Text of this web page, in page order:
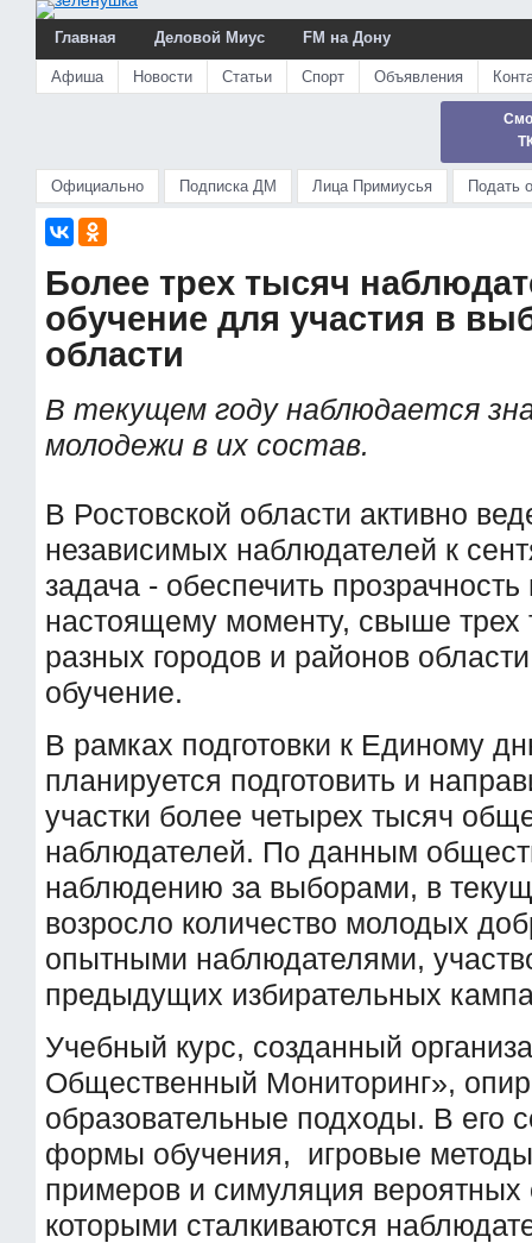
Главная Деловой Миус FM на Дону
Афиша Новости Статьи Спорт Объявления
Официально Подписка ДМ Лица Примиусья Подать
Более трех тысяч
обучение для участия в
области
В текущем году наблюдается
молодежи в их состав.
В Ростовской области активно
независимых наблюдателей к
задача - обеспечить
настоящему моменту, свыше трех
разных городов и районов
обучение.
В рамках подготовки к Единому
планируется подготовить и
участки более четырех тысяч
наблюдателей. По данным
наблюдению за выборами, в
возросло количество молодых
опытными наблюдателями,
предыдущих избирательных
Учебный курс, созданный
Общественный Мониторинг»,
образовательные подходы. В его
формы обучения, игровые
примеров и симуляция вероятных
которыми сталкиваются